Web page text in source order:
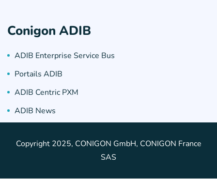
Conigon ADIB
ADIB Enterprise Service Bus
Portails ADIB
ADIB Centric PXM
ADIB News
Copyright 2025, CONIGON GmbH, CONIGON France
SAS